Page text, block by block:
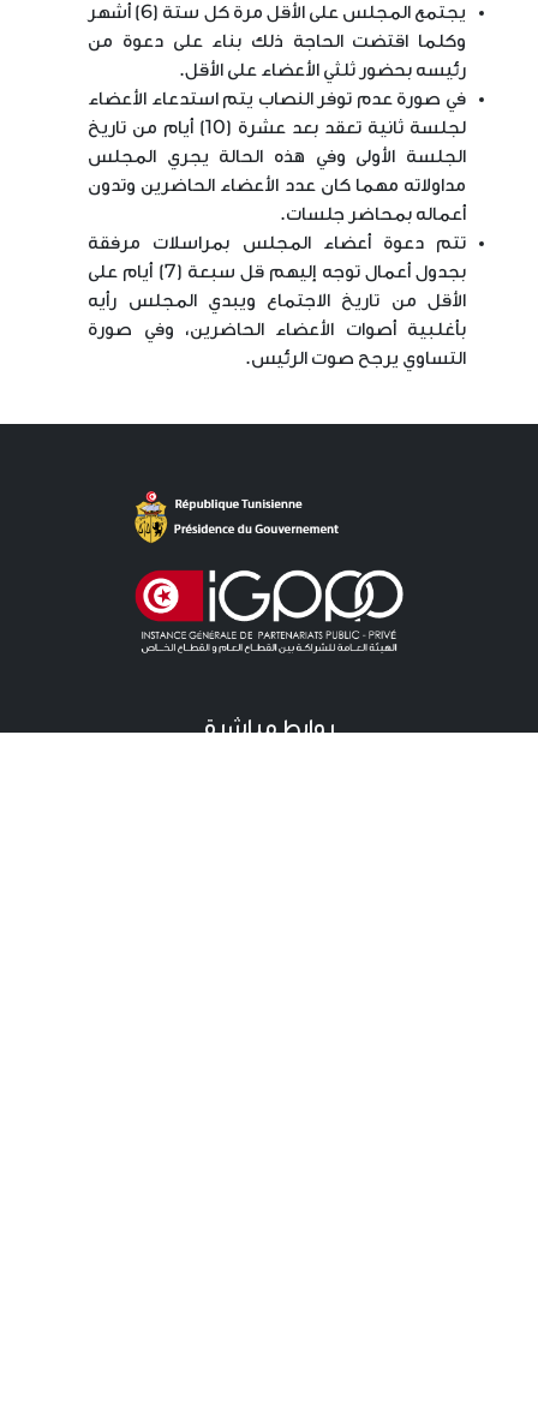
يجتمع المجلس على الأقل مرة كل ستة (6) أشهر
وكلما اقتضت الحاجة ذلك بناء على دعوة من
رئيسه بحضور ثلثي الأعضاء على الأقل.
في صورة عدم توفر النصاب يتم استدعاء الأعضاء
لجلسة ثانية تعقد بعد عشرة (10) أيام من تاريخ
الجلسة الأولى وفي هذه الحالة يجري المجلس
مداولاته مهما كان عدد الأعضاء الحاضرين وتدون
أعماله بمحاضر جلسات.
تتم دعوة أعضاء المجلس بمراسلات مرفقة
بجدول أعمال توجه إليهم قل سبعة (7) أيام على
الأقل من تاريخ الاجتماع ويبدي المجلس رأيه
بأغلبية أصوات الأعضاء الحاضرين، وفي صورة
التساوي يرجح صوت الرئيس.
روابط مباشرة